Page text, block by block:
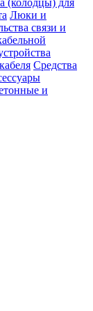
Люки и
связи и
Средства
и